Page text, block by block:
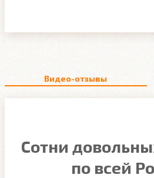
Видео-отзывы
Сотни
по всей